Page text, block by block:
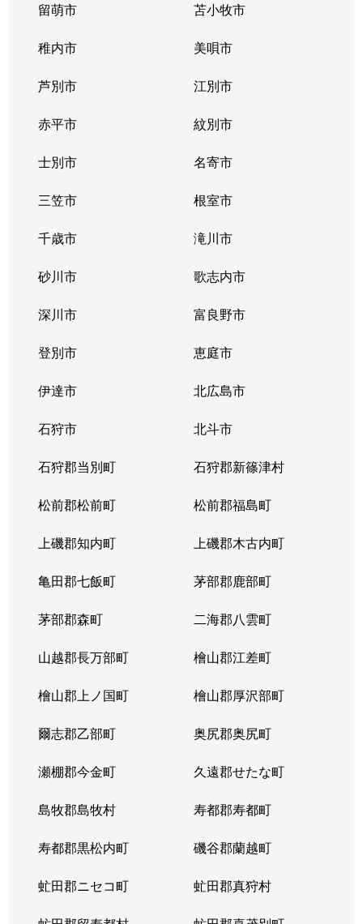
留萌市 苫小牧市
稚内市 美唄市
芦別市 江別市
赤平市 紋別市
士別市 名寄市
三笠市 根室市
千歳市 滝川市
砂川市 歌志内市
深川市 富良野市
登別市 恵庭市
伊達市 北広島市
石狩市 北斗市
石狩郡当別町 石狩郡新篠津村
松前郡松前町 松前郡福島町
上磯郡知内町 上磯郡木古内町
亀田郡七飯町 茅部郡鹿部町
茅部郡森町 二海郡八雲町
山越郡長万部町 檜山郡江差町
檜山郡上ノ国町 檜山郡厚沢部町
爾志郡乙部町 奥尻郡奥尻町
瀬棚郡今金町 久遠郡せたな町
島牧郡島牧村 寿都郡寿都町
寿都郡黒松内町 磯谷郡蘭越町
虻田郡ニセコ町 虻田郡真狩村